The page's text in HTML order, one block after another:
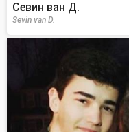
Севин ван Д.
Sevin van D.